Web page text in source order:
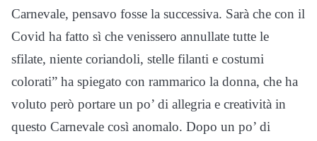
Carnevale, pensavo fosse la successiva. Sarà che con il
Covid ha fatto sì che venissero annullate tutte le
sfilate, niente coriandoli, stelle filanti e costumi
colorati” ha spiegato con rammarico la donna, che ha
voluto però portare un po’ di allegria e creatività in
questo Carnevale così anomalo. Dopo un po’ di